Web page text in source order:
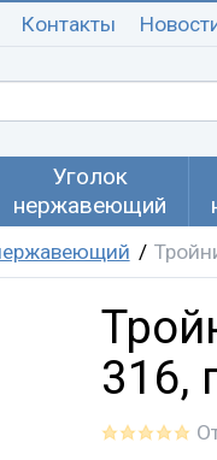
Контакты
Уголок
нержавеющий
316,